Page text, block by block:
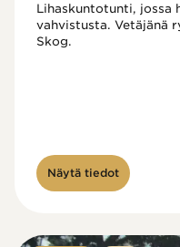
Lihaskuntotunti, jossa
vahvistusta. Vetäjänä
Skog.
Näytä tiedot